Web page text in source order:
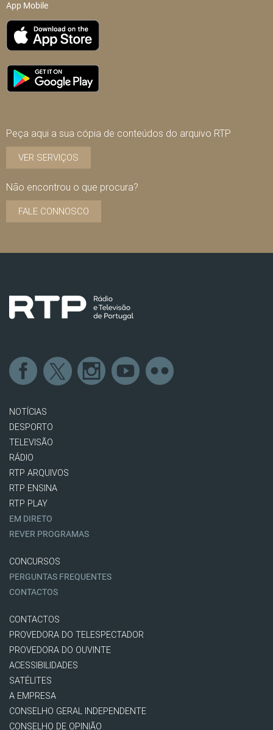
App Mobile
Peça aqui a sua cópia de conteúdos do arquivo RTP
VER SERVIÇOS
Não encontrou o que procura?
FALE CONNOSCO
NOTÍCIAS
DESPORTO
TELEVISÃO
RÁDIO
RTP ARQUIVOS
RTP ENSINA
RTP PLAY
EM DIRETO
REVER PROGRAMAS
CONCURSOS
PERGUNTAS FREQUENTES
CONTACTOS
CONTACTOS
PROVEDORA DO TELESPECTADOR
PROVEDORA DO OUVINTE
ACESSIBILIDADES
SATÉLITES
A EMPRESA
CONSELHO GERAL INDEPENDENTE
CONSELHO DE OPINIÃO